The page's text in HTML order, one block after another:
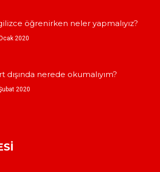
öğrenirken neler yapmalıyız?
2020
dışında nerede okumalıyım?
2020